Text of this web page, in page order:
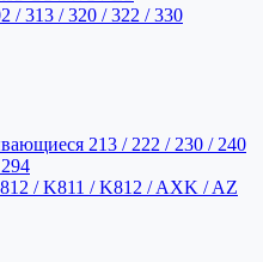
/ 313 / 320 / 322 / 330
213 / 222 / 230 / 240
/ K811 / K812 / AXK / AZ